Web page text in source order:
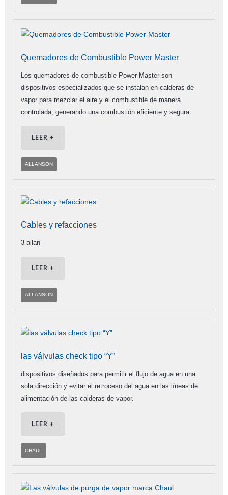
Quemadores de Combustible Power Master
Los quemadores de combustible Power Master son
dispositivos especializados que se instalan en calderas de
vapor para mezclar el aire y el combustible de manera
controlada, generando una combustión eficiente y segura.
LEER +
ALLANSON
Cables y refacciones
3 allan
LEER +
ALLANSON
las válvulas check tipo “Y”
dispositivos diseñados para permitir el flujo de agua en una
sola dirección y evitar el retroceso del agua en las líneas de
alimentación de las calderas de vapor.
LEER +
CHAUL